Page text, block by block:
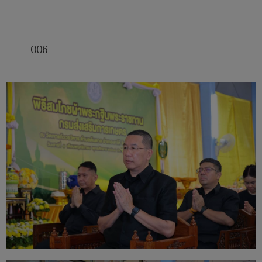
- 006